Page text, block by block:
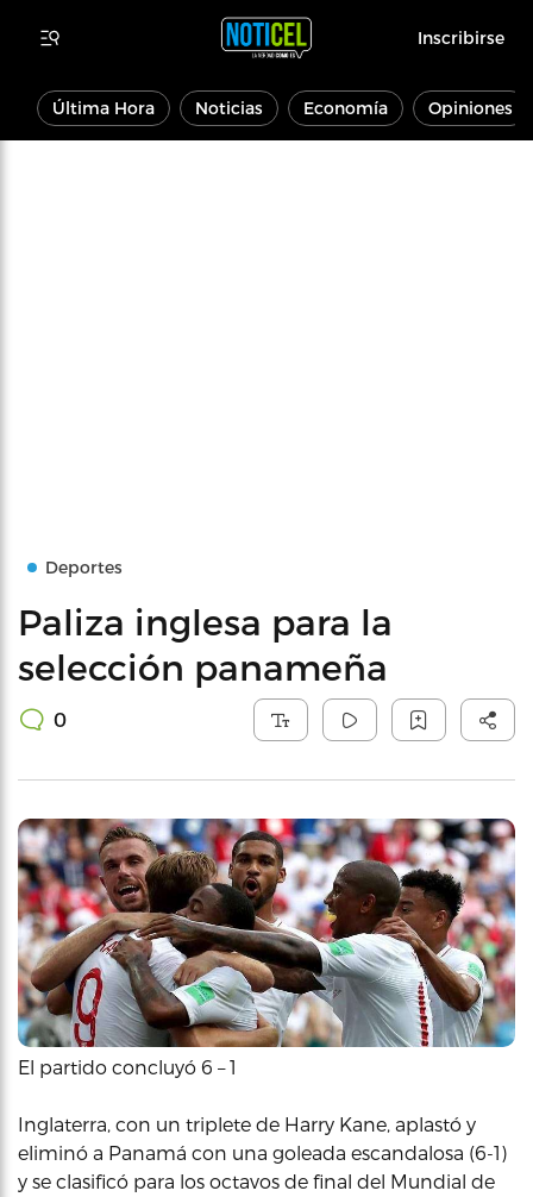
Inscribirse
Última Hora Noticias Economía Opiniones
Deportes
Paliza inglesa para la
selección panameña
0
El partido concluyó 6 – 1
Inglaterra, con un triplete de Harry Kane, aplastó y
eliminó a Panamá con una goleada escandalosa (6-1)
y se clasificó para los octavos de final del Mundial de